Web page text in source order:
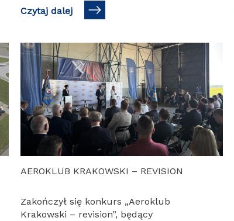
Czytaj dalej
AEROKLUB KRAKOWSKI – REVISION
Zakończył się konkurs „Aeroklub
Krakowski – revision”, będący